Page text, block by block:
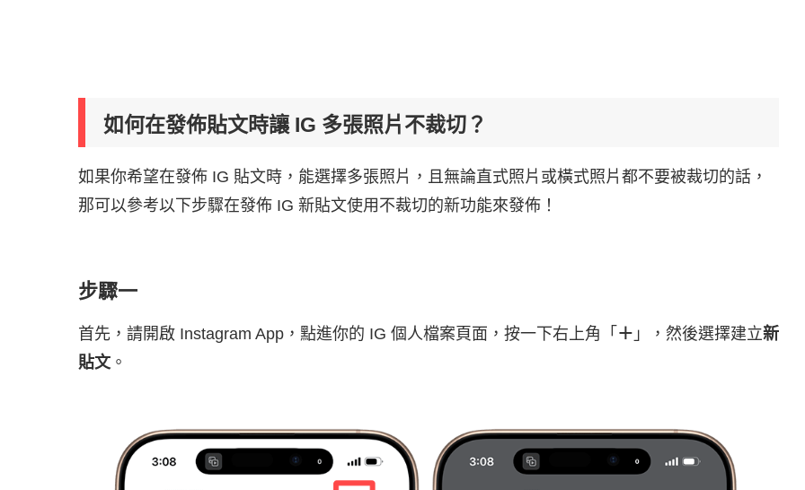
如何在發佈貼文時讓 IG 多張照片不裁切？
如果你希望在發佈 IG 貼文時，能選擇多張照片，且無論直式照片或橫式照片都不要被裁切的話，
那可以參考以下步驟在發佈 IG 新貼文使用不裁切的新功能來發佈！
步驟一
首先，請開啟 Instagram App，點進你的 IG 個人檔案頁面，按一下右上角「 ＋ 」，然後選擇建立新
貼文。